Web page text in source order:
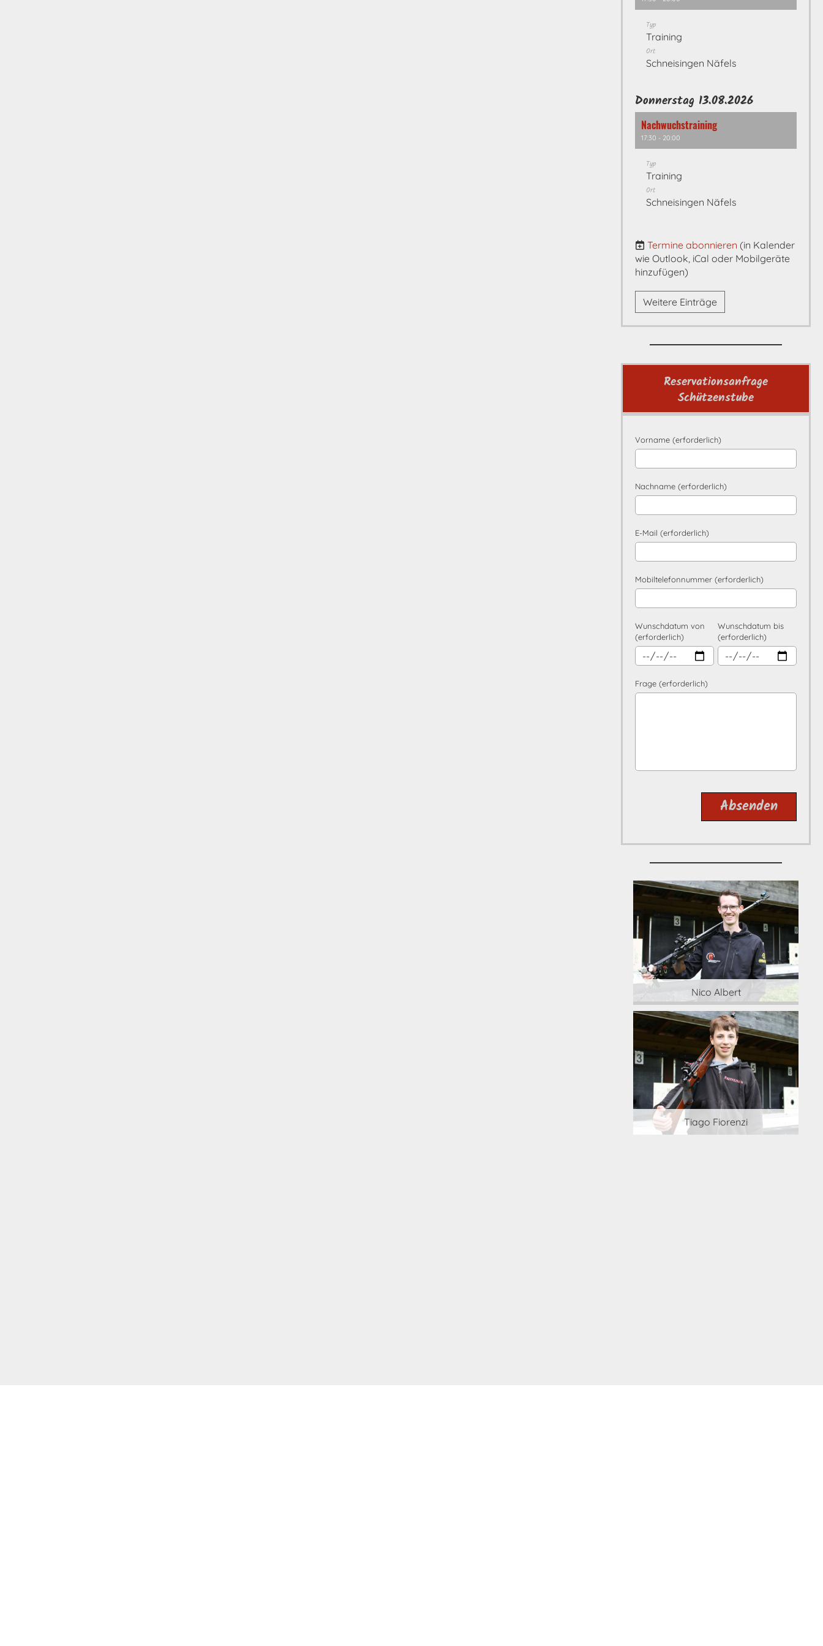
Typ
Training
Ort
Schneisingen Näfels
Donnerstag 13.08.2026
Nachwuchstraining
17:30 - 20:00
Typ
Training
Ort
Schneisingen Näfels
Termine abonnieren (in Kalender
wie Outlook, iCal oder Mobilgeräte
hinzufügen)
Weitere Einträge
Reservationsanfrage
Schützenstube
Vorname (erforderlich)
Nachname (erforderlich)
E-Mail (erforderlich)
Mobiltelefonnummer (erforderlich)
Wunschdatum von
(erforderlich)
Wunschdatum bis
(erforderlich)
Frage (erforderlich)
Nico Albert
Tiago Fiorenzi